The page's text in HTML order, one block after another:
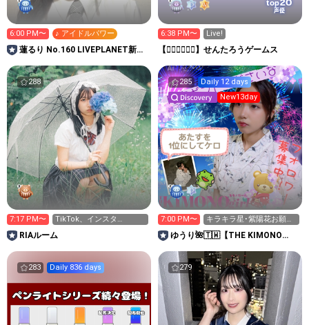
6:00 PM〜 ♪ アイドルパワー
蓮るり No.160 LIVEPLANET新ア
top20
声優
6:38 PM〜 Live!
【👉🏻🚋🚋👈🏻】せんたろうゲームス
288
7:17 PM〜
TikTok、インスタ
RIAルーム
285
Daily 12 days
New13day
7:00 PM〜
キラキラ星･紫陽花お願い
します！
ゆうり🌺🇹🇼【THE KIMONO
283 Daily 836 days 279